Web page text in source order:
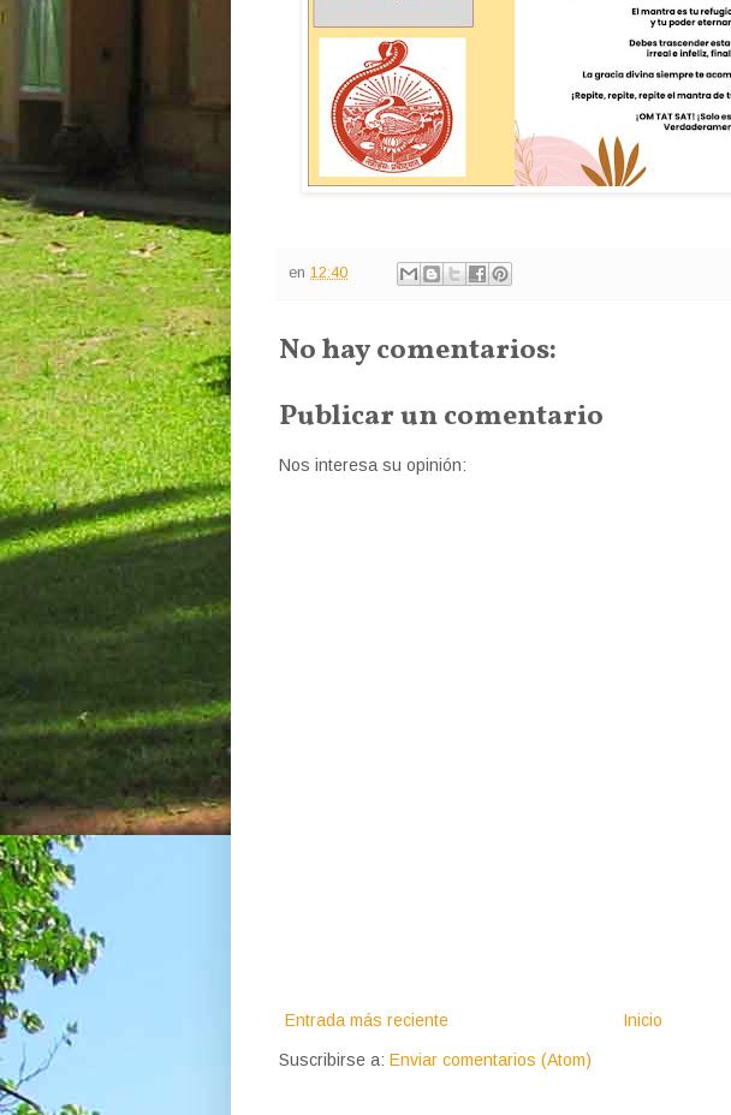
en 12:40
No hay comentarios:
Publicar un comentario
Nos interesa su opinión:
Entrada más reciente Inicio
Suscribirse a: Enviar comentarios (Atom)